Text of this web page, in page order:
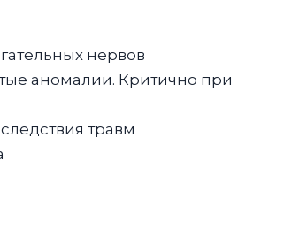
нервов
аномалии. Критично при
травм